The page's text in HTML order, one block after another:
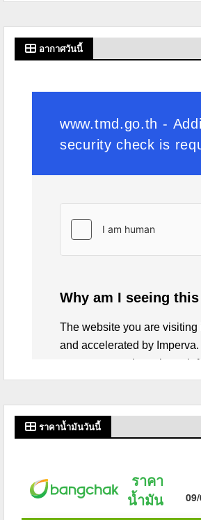
อากาศวันนี้
ราคาน้ำมันวันนี้